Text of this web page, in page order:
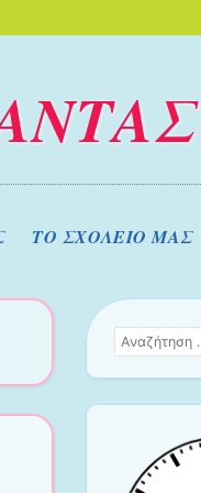
ΤΟ ΣΧΟΛΕΙΟ ΜΑΣ
Αναζήτηση